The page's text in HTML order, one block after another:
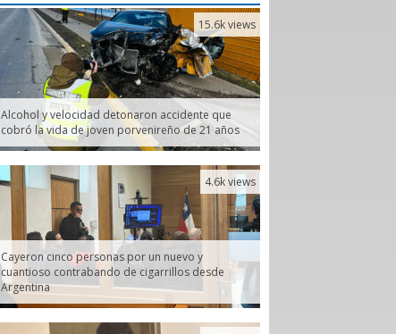
Alcohol y velocidad detonaron accidente que
cobró la vida de joven porvenireño de 21 años
15.6k views
Cayeron cinco personas por un nuevo y
cuantioso contrabando de cigarrillos desde
Argentina
4.6k views